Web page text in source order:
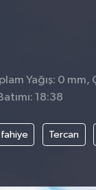
Yağış: 0 mm,
18:38
Tercan